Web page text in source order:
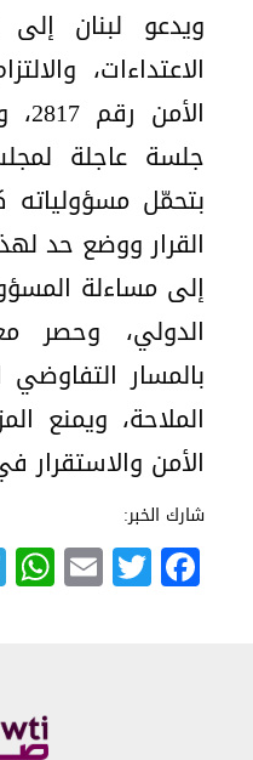
ويدعو لبنان
الاعتداءات،
جلسة عاجلة
بتحمّل
القرار ووضع حد
إلى مساءلة
الدولي، وحصر
بالمسار
الملاحة، ويمنع
الأمن والاستقرار
شارك الخبر:
Facebook
Twitter